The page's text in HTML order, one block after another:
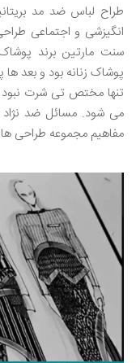
طراح لباس ضد مد
انگیزشی و اجتماعی
سنت مارتین برند
پوشاک زنانه بود و بعد ها
تنها مختص تی شرت
می شود. مسائل ضد نژاد
مفاهیم مجموعه طراحی